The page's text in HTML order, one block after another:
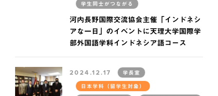
学生同士がつながる
河内長野国際交流協会主催「インドネシ
アな一日」のイベントに天理大学国際学
部外国語学科インドネシア語コース
2024.12.17 学長室
日本学科（留学生対象）